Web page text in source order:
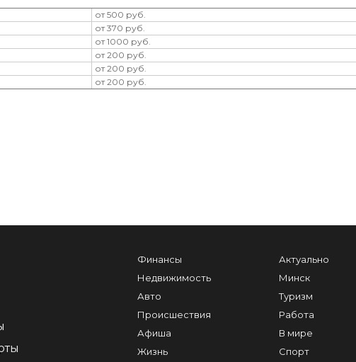
от 500 руб.
от 370 руб.
от 1000 руб.
от 200 руб.
от 200 руб.
от 200 руб.
Финансы
Недвижимость
Авто
Происшествия
Афиша
Жизнь
Актуально
Минск
Туризм
Работа
В мире
Спорт